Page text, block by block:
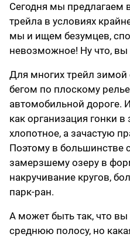
Сегодня мы предлагаем
трейла в условиях
мы и ищем безумцев,
невозможное! Ну что, вы
Для многих трейл зимой
бегом по плоскому
автомобильной дороге.
как организация гонки
хлопотное, а зачастую
Поэтому в большинстве
замерзшему озеру в
накручивание кругов,
парк-ран.
А может быть так, что
среднюю полосу, но